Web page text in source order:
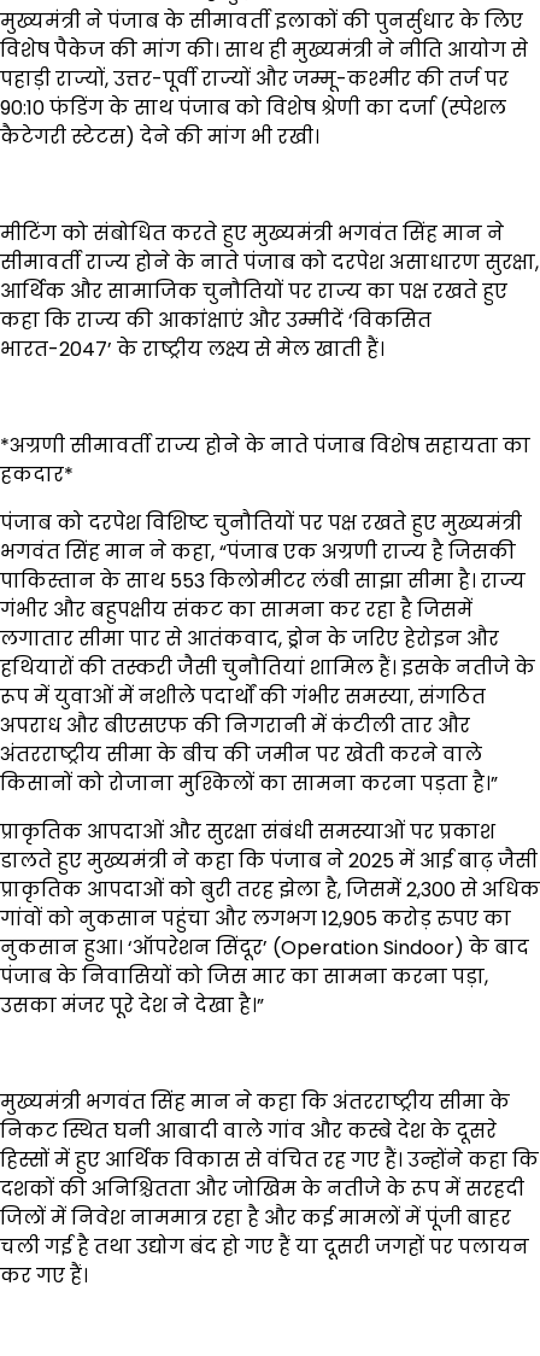
मुख्यमंत्री ने पंजाब के सीमावर्ती इलाकों की पुनर्सुधार के लिए
विशेष पैकेज की मांग की। साथ ही मुख्यमंत्री ने नीति आयोग से
पहाड़ी राज्यों, उत्तर-पूर्वी राज्यों और जम्मू-कश्मीर की तर्ज पर
90:10 फंडिंग के साथ पंजाब को विशेष श्रेणी का दर्जा (स्पेशल
कैटेगरी स्टेटस) देने की मांग भी रखी।
मीटिंग को संबोधित करते हुए मुख्यमंत्री भगवंत सिंह मान ने
सीमावर्ती राज्य होने के नाते पंजाब को दरपेश असाधारण सुरक्षा,
आर्थिक और सामाजिक चुनौतियों पर राज्य का पक्ष रखते हुए
कहा कि राज्य की आकांक्षाएं और उम्मीदें ‘विकसित
भारत-2047’ के राष्ट्रीय लक्ष्य से मेल खाती हैं।
*अग्रणी सीमावर्ती राज्य होने के नाते पंजाब विशेष सहायता का
हकदार*
पंजाब को दरपेश विशिष्ट चुनौतियों पर पक्ष रखते हुए मुख्यमंत्री
भगवंत सिंह मान ने कहा, “पंजाब एक अग्रणी राज्य है जिसकी
पाकिस्तान के साथ 553 किलोमीटर लंबी साझा सीमा है। राज्य
गंभीर और बहुपक्षीय संकट का सामना कर रहा है जिसमें
लगातार सीमा पार से आतंकवाद, ड्रोन के जरिए हेरोइन और
हथियारों की तस्करी जैसी चुनौतियां शामिल हैं। इसके नतीजे के
रूप में युवाओं में नशीले पदार्थों की गंभीर समस्या, संगठित
अपराध और बीएसएफ की निगरानी में कंटीली तार और
अंतरराष्ट्रीय सीमा के बीच की जमीन पर खेती करने वाले
किसानों को रोजाना मुश्किलों का सामना करना पड़ता है।”
प्राकृतिक आपदाओं और सुरक्षा संबंधी समस्याओं पर प्रकाश
डालते हुए मुख्यमंत्री ने कहा कि पंजाब ने 2025 में आई बाढ़ जैसी
प्राकृतिक आपदाओं को बुरी तरह झेला है, जिसमें 2,300 से अधिक
गांवों को नुकसान पहुंचा और लगभग 12,905 करोड़ रुपए का
नुकसान हुआ। ‘ऑपरेशन सिंदूर’ (Operation Sindoor) के बाद
पंजाब के निवासियों को जिस मार का सामना करना पड़ा,
उसका मंजर पूरे देश ने देखा है।”
मुख्यमंत्री भगवंत सिंह मान ने कहा कि अंतरराष्ट्रीय सीमा के
निकट स्थित घनी आबादी वाले गांव और कस्बे देश के दूसरे
हिस्सों में हुए आर्थिक विकास से वंचित रह गए हैं। उन्होंने कहा कि
दशकों की अनिश्चितता और जोखिम के नतीजे के रूप में सरहदी
जिलों में निवेश नाममात्र रहा है और कई मामलों में पूंजी बाहर
चली गई है तथा उद्योग बंद हो गए हैं या दूसरी जगहों पर पलायन
कर गए हैं।